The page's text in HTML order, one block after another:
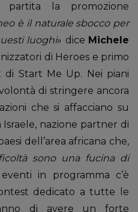
la promozione
è il naturale sbocco per
luoghi» dice Michele
di Heroes e primo
di Start Me Up. Nei piani
di stringere ancora
che si affacciano su
nazione partner di
dell’area africana che,
sono una fucina di
in programma c’è
dedicato a tutte le
di avere un forte